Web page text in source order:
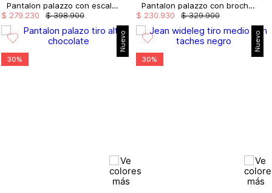
Pantalon palazzo con escalerilla
$ 398.900
$ 279.230
Pantalon palazzo con broches
$ 329.900
$ 230.930
Nuevo
30%
Nuevo
30%